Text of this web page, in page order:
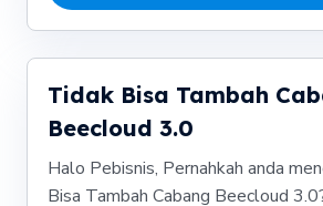
Tidak Bisa Tambah
Beecloud 3.0
Halo Pebisnis, Pernahkah anda
Bisa Tambah Cabang Beecloud